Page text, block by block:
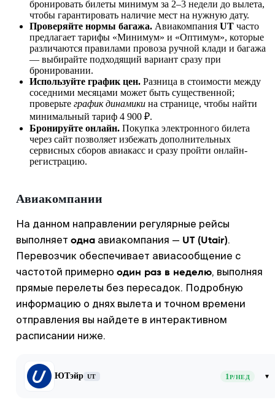
бронировать билеты минимум за 2–3 недели до вылета,
чтобы гарантировать наличие мест на нужную дату.
Проверяйте нормы багажа. Авиакомпания UT часто
предлагает тарифы «Минимум» и «Оптимум», которые
различаются правилами провоза ручной клади и багажа
— выбирайте подходящий вариант сразу при
бронировании.
Используйте график цен. Разница в стоимости между
соседними месяцами может быть существенной;
проверьте график динамики на странице, чтобы найти
минимальный тариф 4 900 ₽.
Бронируйте онлайн. Покупка электронного билета
через сайт позволяет избежать дополнительных
сервисных сборов авиакасс и сразу пройти онлайн-
регистрацию.
Авиакомпании
На данном направлении регулярные рейсы
выполняет одна авиакомпания — UT (Utair).
Перевозчик обеспечивает авиасообщение с
частотой примерно один раз в неделю, выполняя
прямые перелеты без пересадок. Подробную
информацию о днях вылета и точном времени
отправления вы найдете в интерактивном
расписании ниже.
ЮТэйр UT 1Р/НЕД ▾